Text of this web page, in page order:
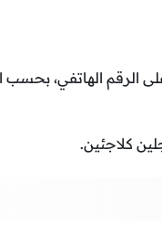
على الرقم الهاتفي،
كلاجئين.